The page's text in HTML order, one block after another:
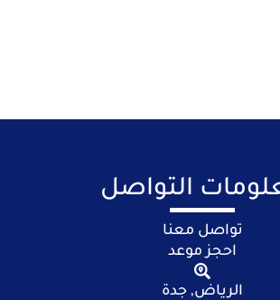
التواصل
تواصل معنا
احجز موعد
الرياض, جدة